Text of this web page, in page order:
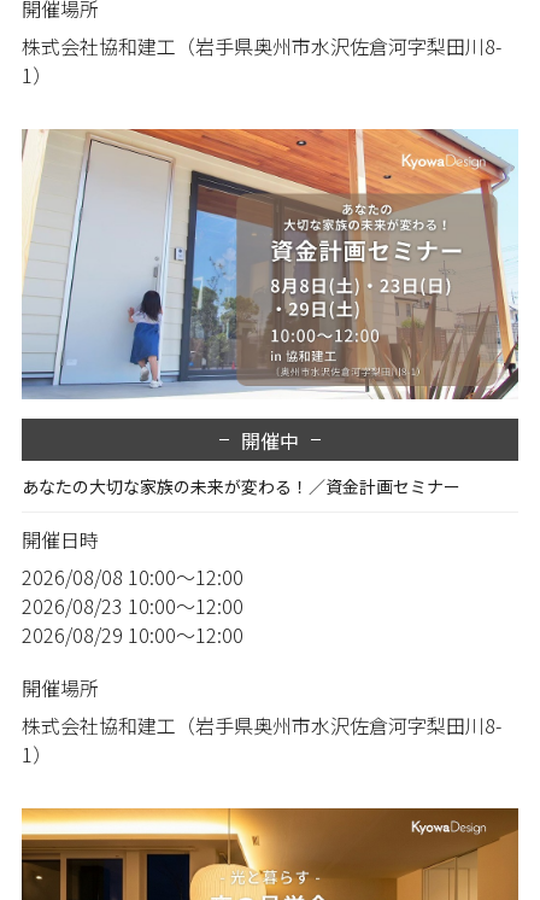
開催場所
株式会社協和建工（岩手県奥州市水沢佐倉河字梨田川8-
1）
開催中
あなたの大切な家族の未来が変わる！／資金計画セミナー
開催日時
2026/08/08 10:00～12:00
2026/08/23 10:00～12:00
2026/08/29 10:00～12:00
開催場所
株式会社協和建工（岩手県奥州市水沢佐倉河字梨田川8-
1）